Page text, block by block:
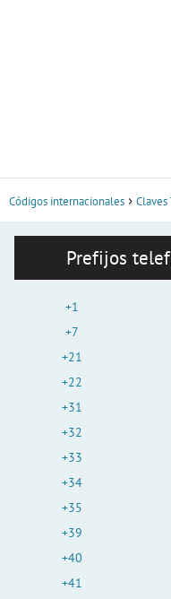
Códigos internacionales
Prefijos
+1
+7
+21
+22
+31
+32
+33
+34
+35
+39
+40
+41